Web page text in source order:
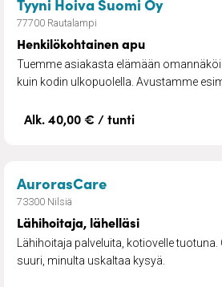
77700 Rautalampi
Henkilökohtainen apu
Tuemme asiakasta elämään
kuin kodin ulkopuolella. Avustamme
Alk. 40,00 € / tunti
AurorasCare– Lähihoitaja,
73300 Nilsiä
Lähihoitaja, lähelläsi
Lähihoitaja palveluita, kotiovelle tuotuna.
suuri, minulta uskaltaa kysyä.